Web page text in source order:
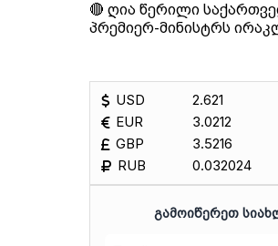
🔴 ღია წერილი
პრემიერ-მინისტრს
USD
EUR
GBP
RUB
2.621
3.0212
3.5216
0.032024
ᲒᲐᲛᲝᲘᲬᲔᲠᲔᲗ